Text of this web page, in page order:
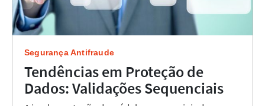
Segurança Antifraude
Tendências em Proteção de
Dados: Validações Sequenciais